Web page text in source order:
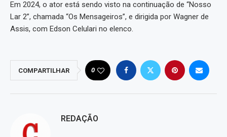
Em 2024, o ator está sendo visto na continuação de “Nosso
Lar 2”, chamada “Os Mensageiros”, e dirigida por Wagner de
Assis, com Edson Celulari no elenco.
COMPARTILHAR 0
REDAÇÃO